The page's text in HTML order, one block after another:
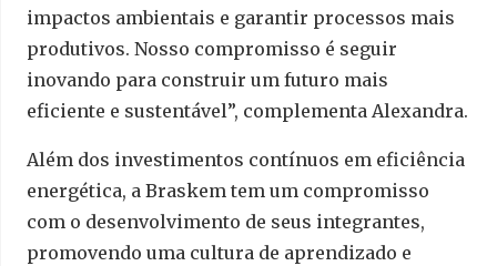
impactos ambientais e garantir processos mais
produtivos. Nosso compromisso é seguir
inovando para construir um futuro mais
eficiente e sustentável”, complementa Alexandra.
Além dos investimentos contínuos em eficiência
energética, a Braskem tem um compromisso
com o desenvolvimento de seus integrantes,
promovendo uma cultura de aprendizado e